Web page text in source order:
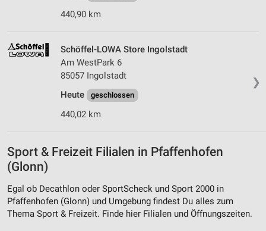
440,90 km
❯
Schöffel-LOWA Store Ingolstadt
Am WestPark 6
85057 Ingolstadt
Heute
geschlossen
440,02 km
Sport & Freizeit Filialen in Pfaffenhofen
(Glonn)
Egal ob Decathlon oder SportScheck und Sport 2000 in
Pfaffenhofen (Glonn) und Umgebung findest Du alles zum
Thema Sport & Freizeit. Finde hier Filialen und Öffnungszeiten.